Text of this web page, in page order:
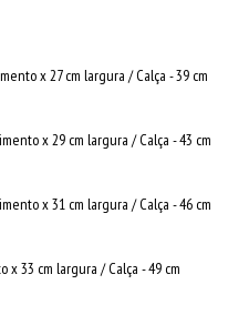
x 27 cm largura / Calça - 39 cm
x 29 cm largura / Calça - 43 cm
x 31 cm largura / Calça - 46 cm
x 33 cm largura / Calça - 49 cm